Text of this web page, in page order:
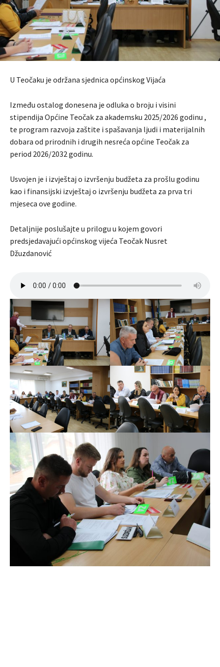
U Teočaku je održana sjednica općinskog Vijaća
Između ostalog donesena je odluka o broju i visini
stipendija Općine Teočak za akademsku 2025/2026 godinu ,
te program razvoja zaštite i spašavanja ljudi i materijalnih
dobara od prirodnih i drugih nesreća općine Teočak za
period 2026/2032 godinu.
Usvojen je i izvještaj o izvršenju budžeta za prošlu godinu
kao i finansijski izvještaj o izvršenju budžeta za prva tri
mjeseca ove godine.
Detaljnije poslušajte u prilogu u kojem govori
predsjedavajući općinskog vijeća Teočak Nusret
Džuzdanović